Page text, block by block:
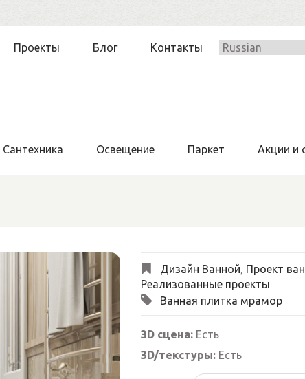
Проекты Блог Контакты
Сантехника Освещение Паркет Акции и
Дизайн Ванной, Проект
Реализованные проекты
Ванная плитка мрамор
3D сцена:Есть
3D/текстуры:Есть